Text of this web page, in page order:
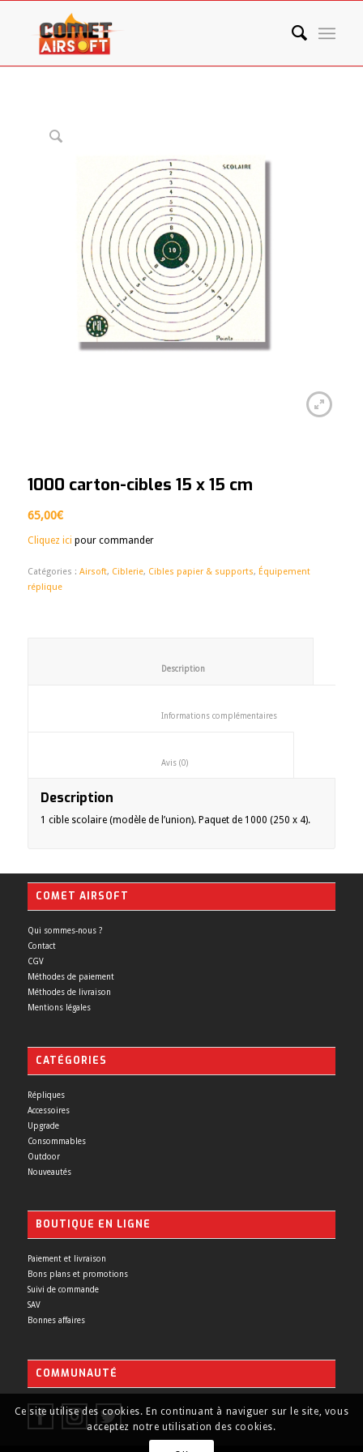
1000 carton-cibles 15 x 15 cm
65,00€
Cliquez ici pour commander
Catégories : Airsoft, Ciblerie, Cibles papier & supports, Équipement
réplique
						Description
Informations
						Avis (0)
Description
1 cible scolaire (modèle de l’union). Paquet de 1000 (250 x 4).
COMET AIRSOFT
Qui sommes-nous ?
Contact
CGV
Méthodes de paiement
Méthodes de livraison
Mentions légales
CATÉGORIES
Répliques
Accessoires
Upgrade
Consommables
Outdoor
Nouveautés
BOUTIQUE EN LIGNE
Paiement et livraison
Bons plans et promotions
Suivi de commande
SAV
Bonnes affaires
COMMUNAUTÉ
Ce site utilise des cookies. En continuant à naviguer sur le site, vous
acceptez notre utilisation des cookies.